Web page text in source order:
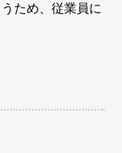
ため、従業員に